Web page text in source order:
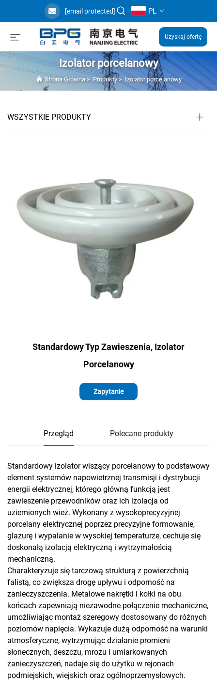
[email protected] PL
Uzyskaj ofertę
Izolator porcelanowy
Strona Główna> Produkty> Izolator porcelanowy
WSZYSTKIE PRODUKTY
Standardowy Typ Zawieszenia, Izolator
Porcelanowy
Zapytanie
Przegląd Polecane produkty
Standardowy izolator wiszący porcelanowy to podstawowy
element systemów napowietrznej transmisji i dystrybucji
energii elektrycznej, którego główną funkcją jest
zawieszenie przewodników oraz ich izolacja od
uziemionych wież. Wykonany z wysokoprecyzyjnej
porcelany elektrycznej poprzez precyzyjne formowanie,
glazurę i wypalanie w wysokiej temperaturze, cechuje się
doskonałą izolacją elektryczną i wytrzymałością
mechaniczną.
Charakteryzuje się tarczową strukturą z powierzchnią
falistą, co zwiększa drogę upływu i odporność na
zanieczyszczenia. Metalowe nakrętki i kołki na obu
końcach zapewniają niezawodne połączenie mechaniczne,
umożliwiając montaż szeregowy dostosowany do różnych
poziomów napięcia. Wykazuje dużą odporność na warunki
atmosferyczne, wytrzymując działanie promieni
słonecznych, deszczu, mrozu i umiarkowanych
zanieczyszczeń, nadaje się do użytku w rejonach
podmiejskich, wiejskich oraz ogólnoprzemysłowych.